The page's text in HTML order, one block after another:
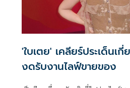
'ใบเตย' เคลียร์ประเด็น
งดรับงานไลฟ์ขายของ